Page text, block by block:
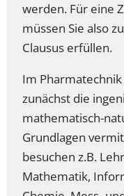
werden. Für eine
müssen Sie also
Clausus erfüllen.
Im
zunächst die
mathematisch-
Grundlagen
besuchen z.B.
Mathematik,